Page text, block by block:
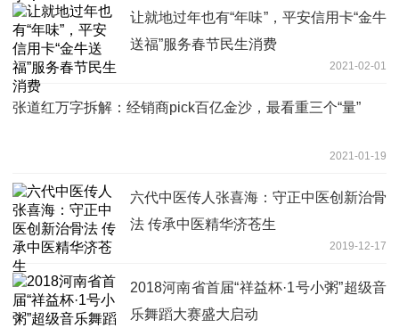
让就地过年也有“年味”，平安信用卡“金牛
送福”服务春节民生消费
2021-02-01
张道红万字拆解：经销商pick百亿金沙，最看重三个“量”
2021-01-19
六代中医传人张喜海：守正中医创新治骨
法 传承中医精华济苍生
2019-12-17
2018河南省首届“祥益杯·1号小粥”超级音
乐舞蹈大赛盛大启动